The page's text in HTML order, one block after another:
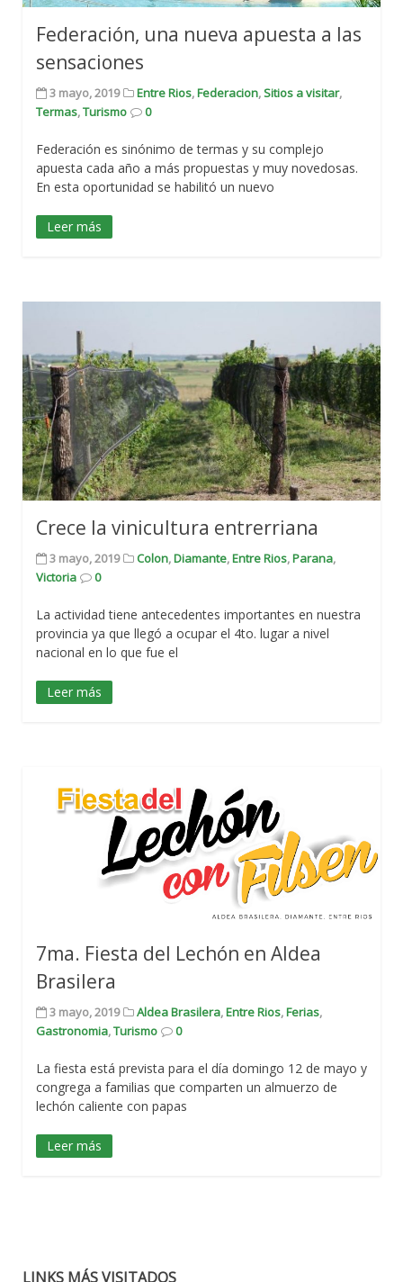
Federación, una nueva apuesta a las
sensaciones
3 mayo, 2019 Entre Rios,Federacion,Sitios a visitar,
Termas,Turismo 0
Federación es sinónimo de termas y su complejo
apuesta cada año a más propuestas y muy novedosas.
En esta oportunidad se habilitó un nuevo
Leer más
Crece la vinicultura entrerriana
3 mayo, 2019 Colon,Diamante,Entre Rios,Parana,
Victoria
0
La actividad tiene antecedentes importantes en nuestra
provincia ya que llegó a ocupar el 4to. lugar a nivel
nacional en lo que fue el
Leer más
7ma. Fiesta del Lechón en Aldea
Brasilera
3 mayo, 2019 Aldea Brasilera,Entre Rios,Ferias,
Gastronomia,Turismo 0
La fiesta está prevista para el día domingo 12 de mayo y
congrega a familias que comparten un almuerzo de
lechón caliente con papas
Leer más
LINKS MÁS VISITADOS